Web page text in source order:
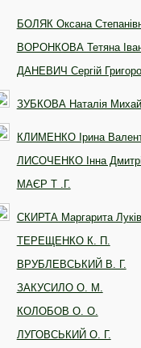
БОЛЯК Оксана
ВОРОНКОВА Тетяна
ДАНЕВИЧ Сергій
ЗУБКОВА Наталія
КЛИМЕНКО Ірина
ЛИСОЧЕНКО Інна
МАЄР Т .Г.
СКИРТА Маргарита
ТЕРЕЩЕНКО К. П.
ВРУБЛЕВСЬКИЙ В. Г.
ЗАКУСИЛО О. М.
КОЛОБОВ О. О.
ЛУГОВСЬКИЙ О. Г.